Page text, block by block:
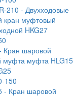
210 - Двухходовые
кран муфтовый
HKG27
Кран шаровой
муфта муфта HLG15
150
- Кран шаровой